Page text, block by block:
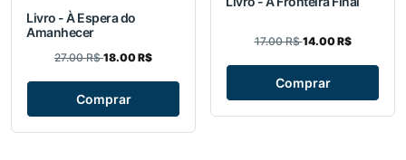
Livro - À Espera do
Amanhecer
27.00 R$18.00 R$
Comprar
17.00 R$14.00 R$
Comprar